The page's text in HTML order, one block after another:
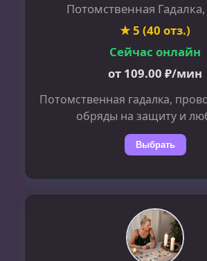
Потомственная
★ 5 (40 отз.)
Сейчас онлайн
от 109.00 ₽/мин
Потомственная гадалка,
обряды на защиту и
Выбрать